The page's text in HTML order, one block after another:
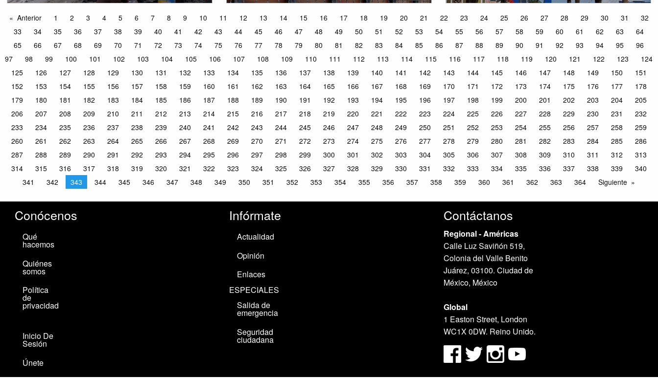
Anterior 1 2 3 4 5 6 7 8 9 10 11 12 13 14 15 16 17 18 19 20 21 22 23 24 25 26 27 28 29 30 31
32
33
34 35 36 37 38 39 40 41 42 43 44 45 46 47 48 49 50 51 52 53 54 55 56 57 58 59 60 61 62 63
64
65
66 67 68 69 70 71 72 73 74 75 76 77 78 79 80 81 82 83 84 85 86 87 88 89 90 91 92 93 94 95
96
97
98 99 100 101 102 103 104 105 106 107 108 109 110 111 112 113 114 115 116 117 118 119 120 121 122 123
124
125
126 127 128 129 130 131 132 133 134 135 136 137 138 139 140 141 142 143 144 145 146 147 148 149 150
151
152
153 154 155 156 157 158 159 160 161 162 163 164 165 166 167 168 169 170 171 172 173 174 175 176 177
178
179
180 181 182 183 184 185 186 187 188 189 190 191 192 193 194 195 196 197 198 199 200 201 202 203 204
205
206
207 208 209 210 211 212 213 214 215 216 217 218 219 220 221 222 223 224 225 226 227 228 229 230 231
232
233
234 235 236 237 238 239 240 241 242 243 244 245 246 247 248 249 250 251 252 253 254 255 256 257 258
259
260
261 262 263 264 265 266 267 268 269 270 271 272 273 274 275 276 277 278 279 280 281 282 283 284 285
286
287
288 289 290 291 292 293 294 295 296 297 298 299 300 301 302 303 304 305 306 307 308 309 310 311 312
313
314
315 316 317 318 319 320 321 322 323 324 325 326 327 328 329 330 331 332 333 334 335 336 337 338 339
340
341
342 343 344 345 346 347 348 349 350 351 352 353 354 355 356 357 358 359 360 361 362 363 364 Siguiente
Conócenos
Qué
hacemos
Quiénes
somos
Política
de
privacidad
Inicio De
Sesión
Únete
Infórmate
Actualidad
Opinión
Enlaces
ESPECIALES
Salida de
emergencia
Seguridad
ciudadana
Contáctanos
Regional - Américas
Calle Luz Saviñón 519,
Colonia del Valle Benito
Juárez, 03100. Ciudad de
México, México
Global
1 Easton Street, London
WC1X 0DW. Reino Unido.